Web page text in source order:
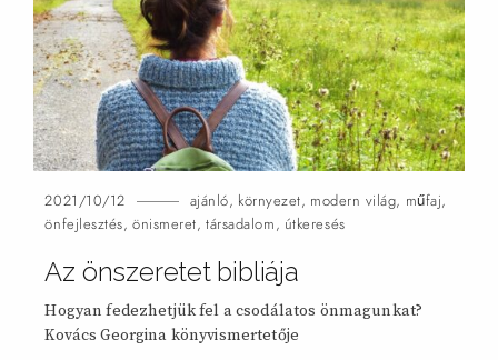
2021/10/12 ajánló, környezet, modern világ, műfaj,
önfejlesztés,önismeret,társadalom, útkeresés
Az önszeretet bibliája
Hogyan fedezhetjük fel a csodálatos önmagunkat?
Kovács Georgina könyvismertetője